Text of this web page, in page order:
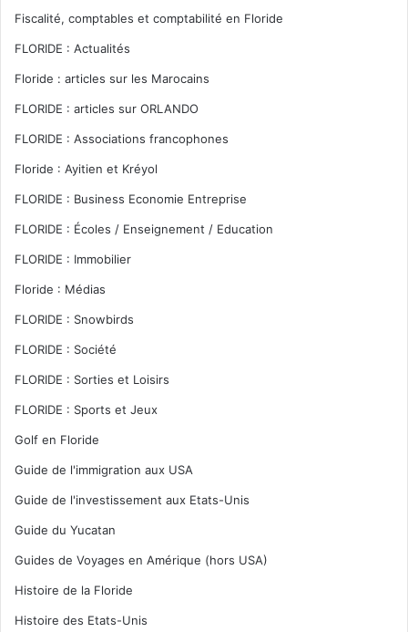
Fiscalité, comptables et comptabilité en Floride
FLORIDE : Actualités
Floride : articles sur les Marocains
FLORIDE : articles sur ORLANDO
FLORIDE : Associations francophones
Floride : Ayitien et Kréyol
FLORIDE : Business Economie Entreprise
FLORIDE : Écoles / Enseignement / Education
FLORIDE : Immobilier
Floride : Médias
FLORIDE : Snowbirds
FLORIDE : Société
FLORIDE : Sorties et Loisirs
FLORIDE : Sports et Jeux
Golf en Floride
Guide de l'immigration aux USA
Guide de l'investissement aux Etats-Unis
Guide du Yucatan
Guides de Voyages en Amérique (hors USA)
Histoire de la Floride
Histoire des Etats-Unis